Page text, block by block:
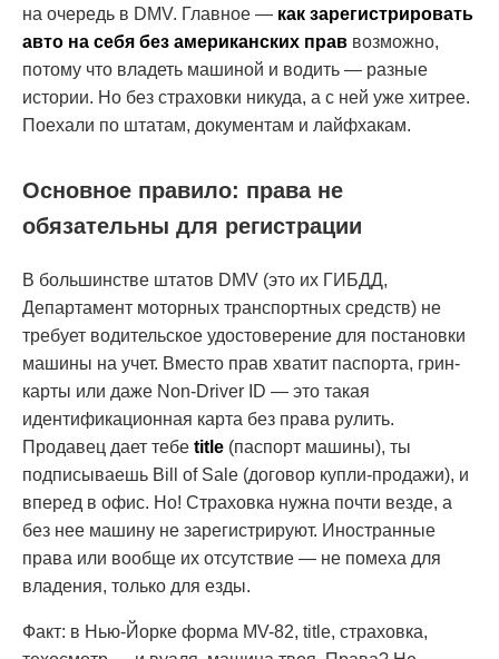
на очередь в DMV. Главное — как зарегистрировать
авто на себя без американских прав возможно,
потому что владеть машиной и водить — разные
истории. Но без страховки никуда, а с ней уже хитрее.
Поехали по штатам, документам и лайфхакам.
Основное правило: права не
обязательны для регистрации
В большинстве штатов DMV (это их ГИБДД,
Департамент моторных транспортных средств) не
требует водительское удостоверение для постановки
машины на учет. Вместо прав хватит паспорта, грин-
карты или даже Non-Driver ID — это такая
идентификационная карта без права рулить.
Продавец дает тебе title (паспорт машины), ты
подписываешь Bill of Sale (договор купли-продажи), и
вперед в офис. Но! Страховка нужна почти везде, а
без нее машину не зарегистрируют. Иностранные
права или вообще их отсутствие — не помеха для
владения, только для езды.
Факт: в Нью-Йорке форма MV-82, title, страховка,